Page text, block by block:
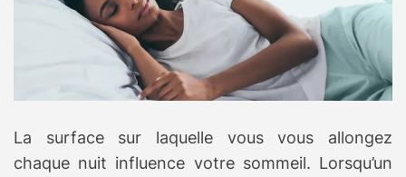
e
d
r
a
d
t
m
e
La surface sur laquelle vous vous allongez
chaque nuit influence votre sommeil. Lorsqu’un